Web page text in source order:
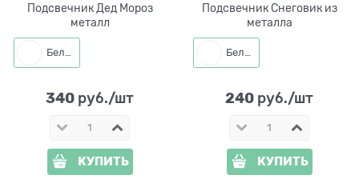
Подсвечник Дед Мороз
металл
Белый
340 руб./шт
КУПИТЬ
Подсвечник Снеговик из
металла
Белый
240 руб./шт
КУПИТЬ